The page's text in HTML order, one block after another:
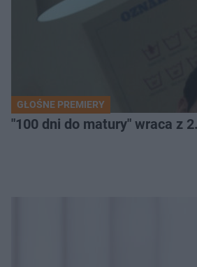
GŁOŚNE PREMIERY
"100 dni do matury" wraca z